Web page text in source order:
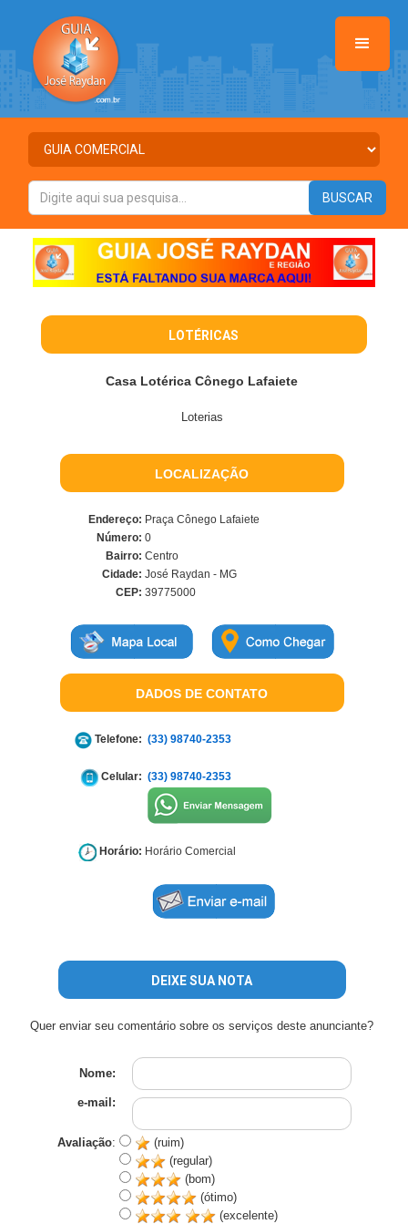
LOTÉRICAS
Casa Lotérica Cônego Lafaiete
Loterias
LOCALIZAÇÃO
Endereço: Praça Cônego Lafaiete
Número: 0
Bairro: Centro
Cidade: José Raydan - MG
CEP: 39775000
DADOS DE CONTATO
Telefone: (33) 98740-2353
Celular: (33) 98740-2353
Horário: Horário Comercial
DEIXE SUA NOTA
Quer enviar seu comentário sobre os serviços deste anunciante?
Nome:
e-mail:
Avaliação:
(ruim)
(regular)
(bom)
(ótimo)
(excelente)